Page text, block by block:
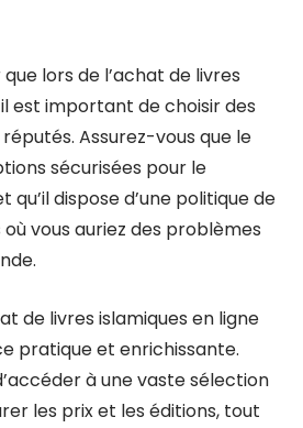
lors de l’achat de livres
est important de choisir des
Assurez-vous que le
sécurisées pour le
dispose d’une politique de
vous auriez des problèmes
de livres islamiques en ligne
pratique et enrichissante.
à une vaste sélection
les prix et les éditions, tout